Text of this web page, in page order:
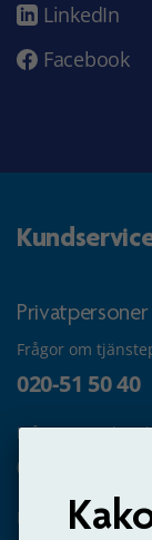
LinkedIn
Facebook
Privatpersoner
Frågor om
020-51 50 40
Frågor om
020-65 00 65
Kontakta oss